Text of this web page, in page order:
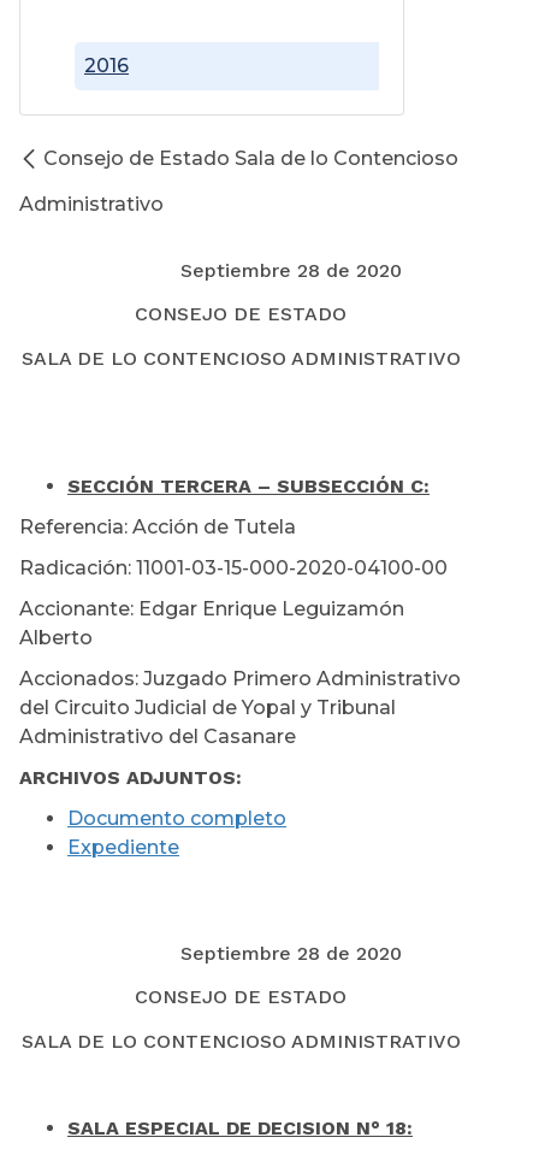
2016
Consejo de Estado Sala de lo Contencioso
Administrativo
Septiembre 28 de 2020
CONSEJO DE ESTADO
SALA DE LO CONTENCIOSO ADMINISTRATIVO
SECCIÓN TERCERA – SUBSECCIÓN C:
Referencia: Acción de Tutela
Radicación: 11001-03-15-000-2020-04100-00
Accionante: Edgar Enrique Leguizamón
Alberto
Accionados: Juzgado Primero Administrativo
del Circuito Judicial de Yopal y Tribunal
Administrativo del Casanare
ARCHIVOS ADJUNTOS:
Documento completo
Expediente
Septiembre 28 de 2020
CONSEJO DE ESTADO
SALA DE LO CONTENCIOSO ADMINISTRATIVO
SALA ESPECIAL DE DECISION N° 18: